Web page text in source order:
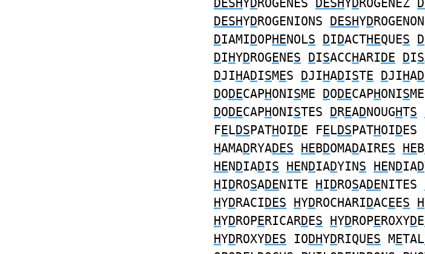
DESHYDROGENES DESHYDROGENEZ
DESHYDROGENIONS DESHYD
DIAMIDOPHENOLS DIDACTHEQUES D
DIHYDROGENES DISACCHARIDE DIS
DJIHADISMES DJIHADISTE DJIHAD
DODECAPHONISME DODECAPHONIS
DODECAPHONISTES DREADNOUGHTS
FELDSPATHOIDE FELDSPATHOIDES
HAMADRYADES HEBDOMADAIRES HEB
HENDIADIS HENDIADYINS HENDIAD
HIDROSADENITE HIDROSADENITES
HYDRACIDES HYDROCHARIDACEES H
HYDROPERICARDES HYDROPEROXYDE
HYDROXYDES IODHYDRIQUES METAL